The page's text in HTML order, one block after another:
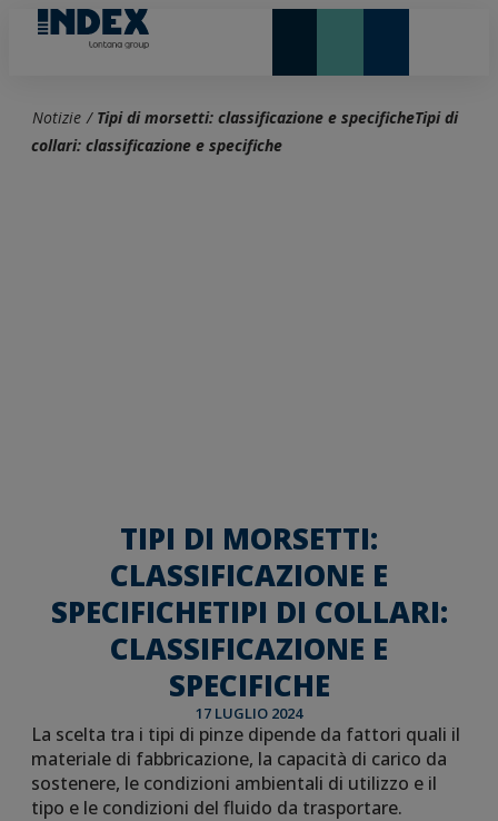
Notizie / Tipi di morsetti: classificazione e specificheTipi di
collari: classificazione e specifiche
TIPI DI MORSETTI:
CLASSIFICAZIONE E
SPECIFICHETIPI DI COLLARI:
CLASSIFICAZIONE E
SPECIFICHE
17 LUGLIO 2024
La scelta tra i tipi di pinze dipende da fattori quali il
materiale di fabbricazione, la capacità di carico da
sostenere, le condizioni ambientali di utilizzo e il
tipo e le condizioni del fluido da trasportare.